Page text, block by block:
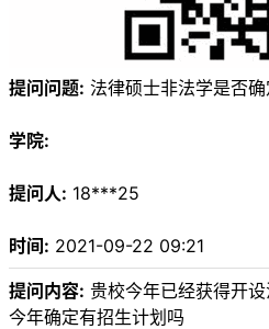
提问问题: 法律硕士非法学是否
学院:
提问人: 18***25
时间: 2021-09-22 09:21
提问内容: 贵校今年已经获得开设
今年确定有招生计划吗